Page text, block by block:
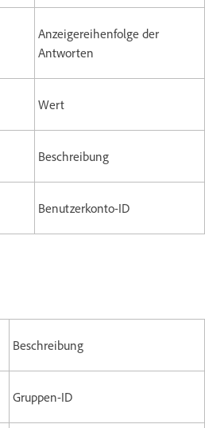
Anzeigereihenfolge der
Antworten
Wert
Beschreibung
Benutzerkonto-ID
Beschreibung
Gruppen-ID